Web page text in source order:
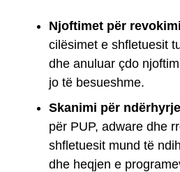
Njoftimet për
cilësimet e shfletuesit
dhe anuluar çdo
jo të besueshme.
Skanimi për
për PUP, adware dhe
shfletuesit mund të
dhe heqjen e